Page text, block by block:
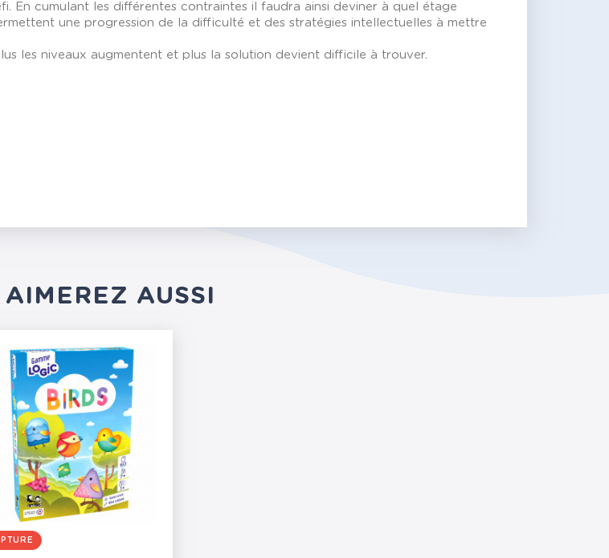
En cumulant les différentes contraintes il faudra ainsi deviner à quel étage
une progression de la difficulté et des stratégies intellectuelles à mettre
les niveaux augmentent et plus la solution devient difficile à trouver.
AIMEREZ AUSSI